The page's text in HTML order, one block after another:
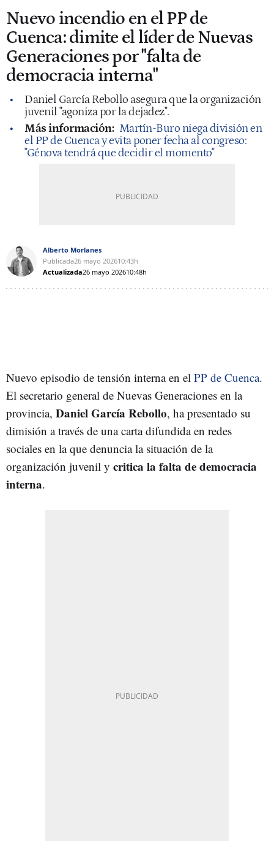
Nuevo incendio en el PP de
Cuenca: dimite el líder de Nuevas
Generaciones por "falta de
democracia interna"
Daniel García Rebollo asegura que la organización
juvenil "agoniza por la dejadez".
Más información: Martín-Buro niega división en
el PP de Cuenca y evita poner fecha al congreso:
"Génova tendrá que decidir el momento"
Alberto Morlanes
Publicada26 mayo 202610:43h
Actualizada26 mayo 202610:48h
Nuevo episodio de tensión interna en el PP de Cuenca.
El secretario general de Nuevas Generaciones en la
provincia, Daniel García Rebollo, ha presentado su
dimisión a través de una carta difundida en redes
sociales en la que denuncia la situación de la
organización juvenil y critica la falta de democracia
interna.